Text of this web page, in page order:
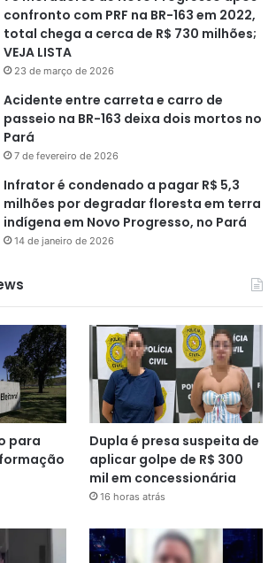
confronto com PRF na BR-163 em 2022,
total chega a cerca de R$ 730 milhões;
VEJA LISTA
23 de março de 2026
Acidente entre carreta e carro de
passeio na BR-163 deixa dois mortos no
Pará
7 de fevereiro de 2026
Infrator é condenado a pagar R$ 5,3
milhões por degradar floresta em terra
indígena em Novo Progresso, no Pará
14 de janeiro de 2026
para
Dupla é presa suspeita de
aplicar golpe de R$ 300
mil em concessionária
16 horas atrás